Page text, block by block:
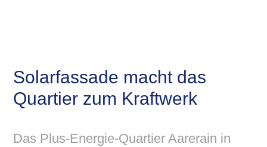
Solarfassade macht das
Quartier zum Kraftwerk
Das Plus-Energie-Quartier Aarerain in